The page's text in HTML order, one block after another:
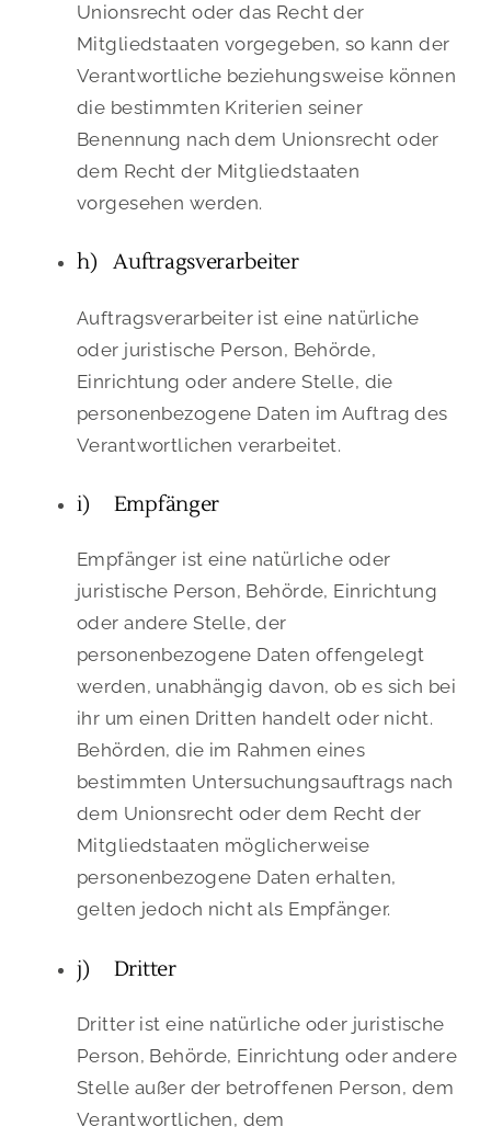
Unionsrecht oder das Recht der
Mitgliedstaaten vorgegeben, so kann der
Verantwortliche beziehungsweise können
die bestimmten Kriterien seiner
Benennung nach dem Unionsrecht oder
dem Recht der Mitgliedstaaten
vorgesehen werden.
h) Auftragsverarbeiter
Auftragsverarbeiter ist eine natürliche
oder juristische Person, Behörde,
Einrichtung oder andere Stelle, die
personenbezogene Daten im Auftrag des
Verantwortlichen verarbeitet.
i) Empfänger
Empfänger ist eine natürliche oder
juristische Person, Behörde, Einrichtung
oder andere Stelle, der
personenbezogene Daten offengelegt
werden, unabhängig davon, ob es sich bei
ihr um einen Dritten handelt oder nicht.
Behörden, die im Rahmen eines
bestimmten Untersuchungsauftrags nach
dem Unionsrecht oder dem Recht der
Mitgliedstaaten möglicherweise
personenbezogene Daten erhalten,
gelten jedoch nicht als Empfänger.
j) Dritter
Dritter ist eine natürliche oder juristische
Person, Behörde, Einrichtung oder andere
Stelle außer der betroffenen Person, dem
Verantwortlichen, dem